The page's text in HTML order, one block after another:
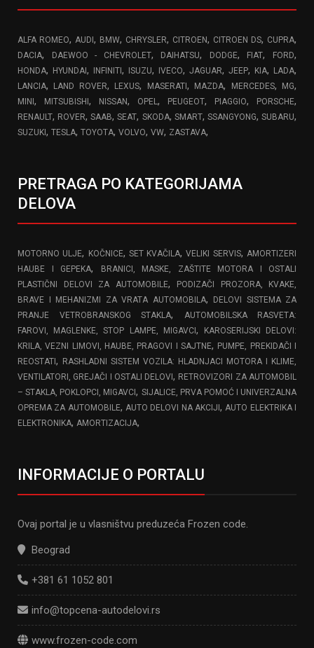
ALFA ROMEO, AUDI , BMW, CHRYSLER, CITROEN, CITROEN DS, CUPRA,
DACIA, DAEWOO - CHEVROLET, DAIHATSU, DODGE, FIAT, FORD,
HONDA, HYUNDAI , INFINITI , ISUZU, IVECO, JAGUAR, JEEP, KIA, LADA,
LANCIA, LAND ROVER, LEXUS, MASERATI , MAZDA, MERCEDES, MG,
MINI , MITSUBISHI , NISSAN, OPEL, PEUGEOT, PIAGGIO, PORSCHE,
RENAULT, ROVER,SAAB,SEAT, SKODA, SMART, SSANGYONG,SUBARU,
SUZUKI , TESLA, TOYOTA, VOLVO, VW, ZASTAVA,
PRETRAGA PO KATEGORIJAMA
DELOVA
MOTORNO ULJE, KOČNICE, SET KVAČILA,VELIKI SERVIS,AMORTIZERI
HAUBE I GEPEKA,
BRANICI, MASKE, ZAŠTITE MOTORA I OSTALI
PLASTIČNI DELOVI ZA AUTOMOBILE,
PODIZAČI PROZORA, KVAKE,
BRAVE I MEHANIZMI ZA VRATA AUTOMOBILA,
DELOVI SISTEMA ZA
PRANJE VETROBRANSKOG STAKLA,
AUTOMOBILSKA RASVETA:
FAROVI, MAGLENKE, STOP LAMPE, MIGAVCI ,
KAROSERIJSKI DELOVI:
KRILA, VEZNI LIMOVI, HAUBE, PRAGOVI I SAJTNE, PUMPE, PREKIDAČI I
REOSTATI ,
RASHLADNI SISTEM VOZILA: HLADNJACI MOTORA I KLIME,
VENTILATORI, GREJAČI I OSTALI DELOVI, RETROVIZORI ZA AUTOMOBIL
– STAKLA, POKLOPCI, MIGAVCI, SIJALICE, PRVA POMOĆ I UNIVERZALNA
OPREMA ZA AUTOMOBILE,AUTO DELOVI NA AKCIJI,AUTO ELEKTRIKA I
ELEKTRONIKA, AMORTIZACIJA,
INFORMACIJE O PORTALU
Ovaj portal je u vlasništvu preduzeća Frozen code.
Beograd
+381 61 1052 801
info@topcena-autodelovi.rs
www.frozen-code.com